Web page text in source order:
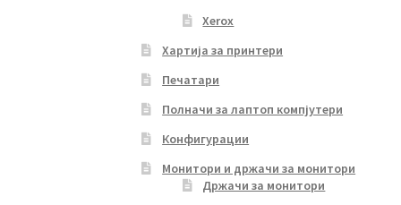
Xerox
Хартија за принтери
Печатари
Полначи за лаптоп компјутери
Конфигурации
Монитори и држачи за монитори
Држачи за монитори